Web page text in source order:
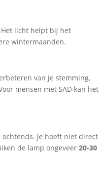
Het licht helpt bij het
wintermaanden.
van je stemming,
mensen met SAD kan het
Je hoeft niet direct
de lamp ongeveer20-30